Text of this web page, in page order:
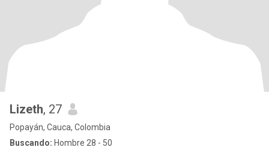
Lizeth, 27
Popayán, Cauca, Colombia
Buscando: Hombre 28 - 50